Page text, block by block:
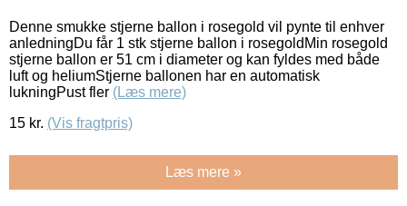
Denne smukke stjerne ballon i rosegold vil pynte til enhver
anledningDu får 1 stk stjerne ballon i rosegoldMin rosegold
stjerne ballon er 51 cm i diameter og kan fyldes med både
luft og heliumStjerne ballonen har en automatisk
lukningPust fler (Læs mere)
15 kr. (Vis fragtpris)
Læs mere »